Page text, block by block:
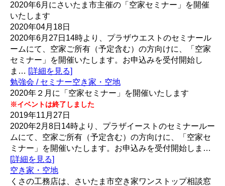
2020年6月にさいたま市主催の「空家セミナー」を開催
いたします
2020年04月18日
2020年6月27日14時より、プラザウエストのセミナール
ームにて、空家ご所有（予定含む）の方向けに、「空家
セミナー」を開催いたします。お申込みを受付開始し
ま… [詳細を見る]
勉強会 / セミナー空き家・空地
2020年２月に「空家セミナー」を開催いたします
※イベントは終了しました
2019年11月27日
2020年2月8日14時より、プラザイーストのセミナールー
ムにて、空家ご所有（予定含む）の方向けに、「空家セ
ミナー」を開催いたします。お申込みを受付開始しま…
[詳細を見る]
空き家・空地
くさの工務店は、さいたま市空き家ワンストップ相談窓